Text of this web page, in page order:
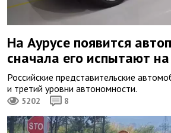
На Аурусе появится
сначала его испытают
Российские представительские
и третий уровни автономности.
5202 8